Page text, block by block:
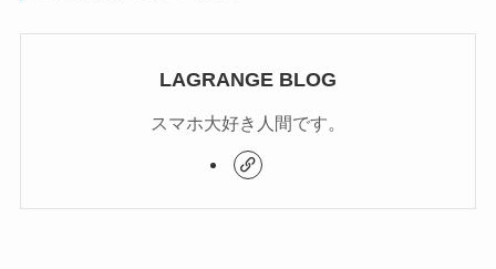
LAGRANGE BLOG
スマホ大好き人間です。